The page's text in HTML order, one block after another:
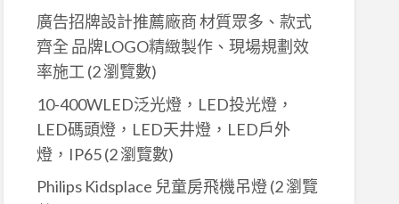
廣告招牌設計推薦廠商 材質眾多、款式
齊全 品牌LOGO精緻製作、現場規劃效
率施工 (2 瀏覽數)
10-400WLED泛光燈，LED投光燈，
LED碼頭燈，LED天井燈，LED戶外
燈，IP65(2 瀏覽數)
Philips Kidsplace 兒童房飛機吊燈(2 瀏覽